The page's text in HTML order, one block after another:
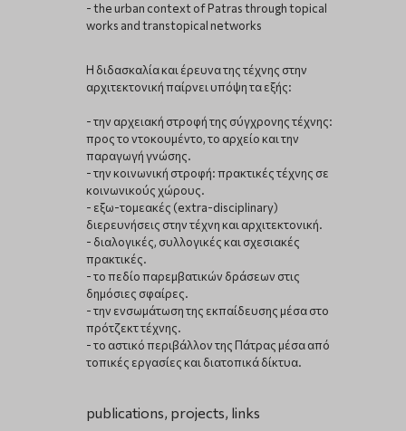
- the urban context of Patras through topical
works and transtopical networks
Η διδασκαλία και έρευνα της τέχνης στην
αρχιτεκτονική παίρνει υπόψη τα εξής:
- την αρχειακή στροφή της σύγχρονης τέχνης:
προς το ντοκουμέντο, το αρχείο και την
παραγωγή γνώσης.
- την κοινωνική στροφή: πρακτικές τέχνης σε
κοινωνικούς χώρους.
- εξω-τομεακές (extra-disciplinary)
διερευνήσεις στην τέχνη και αρχιτεκτονική.
- διαλογικές, συλλογικές και σχεσιακές
πρακτικές.
- το πεδίο παρεμβατικών δράσεων στις
δημόσιες σφαίρες.
- την ενσωμάτωση της εκπαίδευσης μέσα στο
πρότζεκτ τέχνης.
- το αστικό περιβάλλον της Πάτρας μέσα από
τοπικές εργασίες και διατοπικά δίκτυα.
publications, projects, links